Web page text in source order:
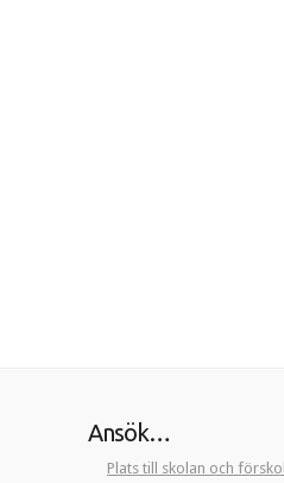
Ansök…
Plats till skolan och